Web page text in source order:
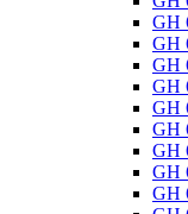
GH
GH
GH
GH
GH
GH
GH
GH
GH